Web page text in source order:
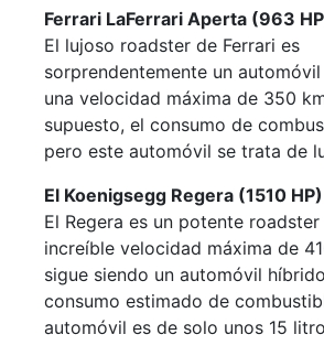
Ferrari LaFerrari Aperta (963
El lujoso roadster de Ferrari es
sorprendentemente un
una velocidad máxima de 350
supuesto, el consumo de
pero este automóvil se trata de
El Koenigsegg Regera (1510 HP)
El Regera es un potente roadster
increíble velocidad máxima de
sigue siendo un automóvil
consumo estimado de
automóvil es de solo unos 15